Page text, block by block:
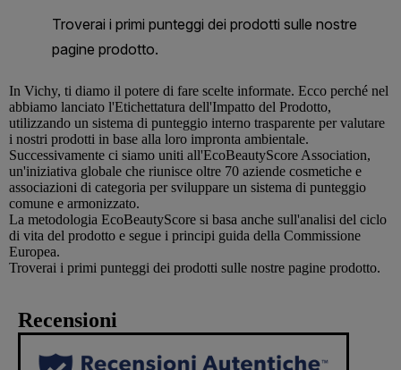
In Vichy, ti diamo il potere di fare scelte informate. Ecco perché nel
abbiamo lanciato l'Etichettatura dell'Impatto del Prodotto,
utilizzando un sistema di punteggio interno trasparente per valutare
i nostri prodotti in base alla loro impronta ambientale.
Successivamente ci siamo uniti all'EcoBeautyScore Association,
un'iniziativa globale che riunisce oltre 70 aziende cosmetiche e
associazioni di categoria per sviluppare un sistema di punteggio
comune e armonizzato.
La metodologia EcoBeautyScore si basa anche sull'analisi del ciclo
di vita del prodotto e segue i principi guida della Commissione
Europea.
Troverai i primi punteggi dei prodotti sulle nostre pagine prodotto.
Recensioni